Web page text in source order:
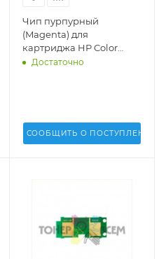
Чип пурпурный
(Magenta) для
картриджа HP Color
LaserJet 3500, 3550 (4k
Достаточно
СООБЩИТЬ О ПОСТУПЛЕНИИ